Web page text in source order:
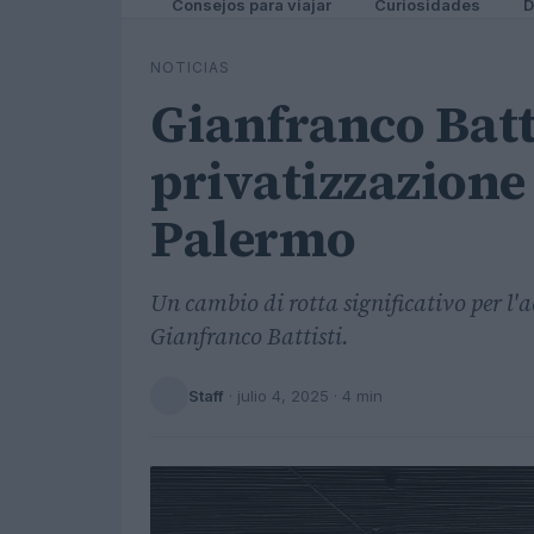
Consejos para viajar Curiosidades
NOTICIAS
Gianfranco
privatizzazione
Palermo
Un cambio di rotta significativo per
Gianfranco Battisti.
Staff · julio 4, 2025 · 4 min